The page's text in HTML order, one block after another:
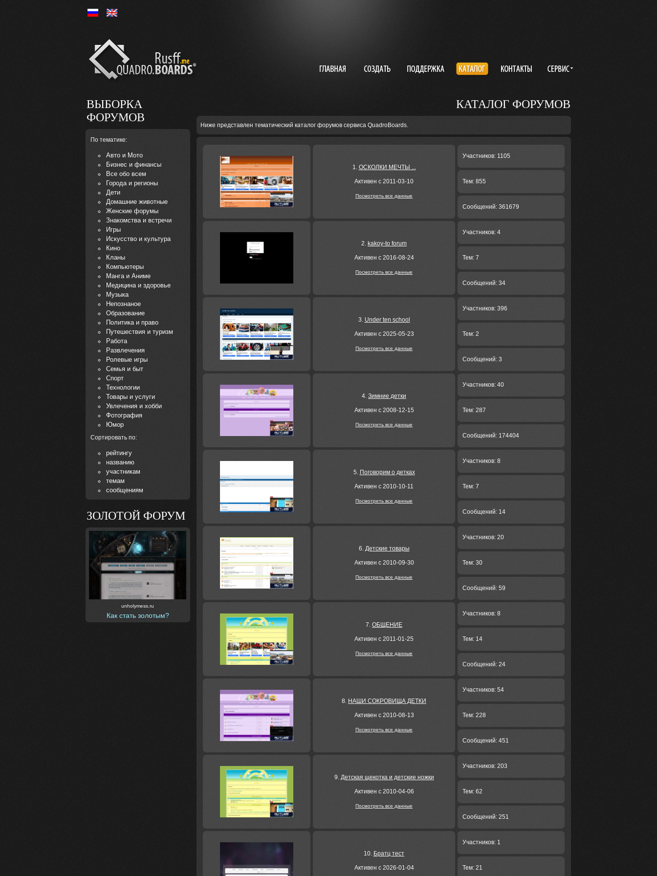
Ру En
ВЫБОРКА
ФОРУМОВ
По тематике:
Авто и Мото
Бизнес и финансы
Все обо всем
Города и регионы
Дети
Домашние животные
Женские форумы
Знакомства и встречи
Игры
Искусство и культура
Кино
Кланы
Компьютеры
Манга и Аниме
Медицина и здоровье
Музыка
Непознаное
Образование
Политика и право
Путешествия и туризм
Работа
Развлечения
Ролевые игры
Семья и быт
Спорт
Технологии
Товары и услуги
Увлечения и хобби
Фотография
Юмор
Сортировать по:
рейтингу
названию
участникам
темам
сообщениям
ЗОЛОТОЙ ФОРУМ
unholymess.ru
Как стать золотым?
КАТАЛОГ ФОРУМОВ
Ниже представлен тематический каталог форумов сервиса QuadroBoards.
1. ОСКОЛКИ МЕЧТЫ ...
Активен с 2011-03-10
Посмотреть все данные
Участников: 1105
Тем: 855
Сообщений: 361679
2. kakoy-to forum
Активен с 2016-08-24
Посмотреть все данные
Участников: 4
Тем: 7
Сообщений: 34
3. Under ten school
Активен с 2025-05-23
Посмотреть все данные
Участников: 396
Тем: 2
Сообщений: 3
4. Зимние детки
Активен с 2008-12-15
Посмотреть все данные
Участников: 40
Тем: 287
Сообщений: 174404
5. Поговорим о детках
Активен с 2010-10-11
Посмотреть все данные
Участников: 8
Тем: 7
Сообщений: 14
6. Детские товары
Активен с 2010-09-30
Посмотреть все данные
Участников: 20
Тем: 30
Сообщений: 59
7. ОБЩЕНИЕ
Активен с 2011-01-25
Посмотреть все данные
Участников: 8
Тем: 14
Сообщений: 24
8. НАШИ СОКРОВИЩА ДЕТКИ
Активен с 2010-08-13
Посмотреть все данные
Участников: 54
Тем: 228
Сообщений: 451
9. Детская щекотка и детские ножки
Активен с 2010-04-06
Посмотреть все данные
Участников: 203
Тем: 62
Сообщений: 251
10. Братц тест
Активен с 2026-01-04
Участников: 1
Тем: 21